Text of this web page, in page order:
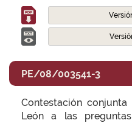
PE/08/003541-3
Contestación
León a las